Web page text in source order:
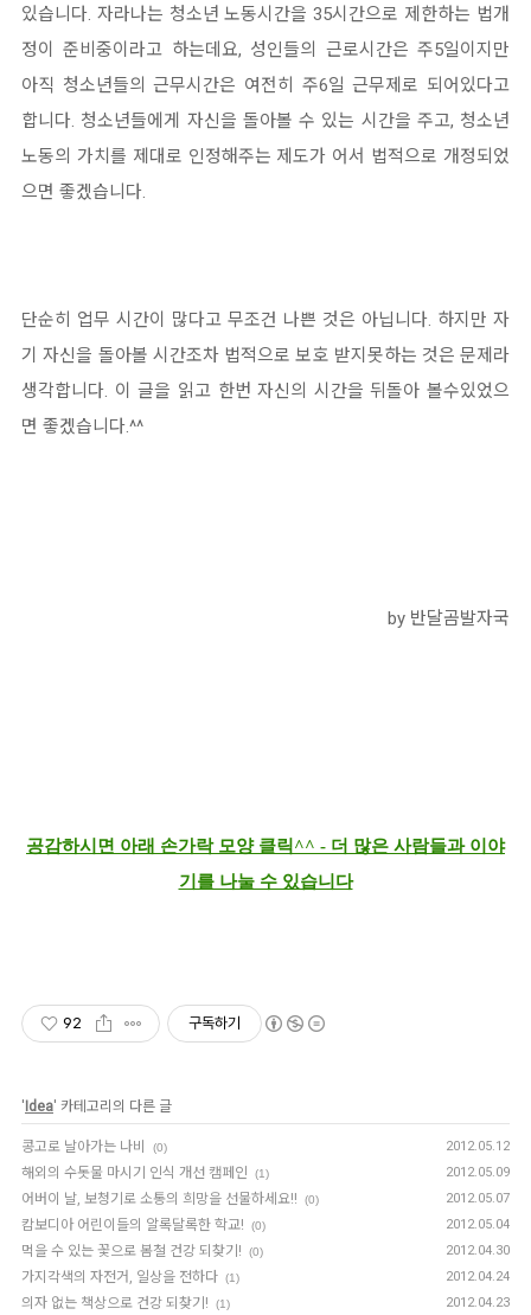
있습니다. 자라나는 청소년 노동시간을 35시간으로 제한하는 법개
정이 준비중이라고 하는데요, 성인들의 근로시간은 주5일이지만
아직 청소년들의 근무시간은 여전히 주6일 근무제로 되어있다고
합니다. 청소년들에게 자신을 돌아볼 수 있는 시간을 주고, 청소년
노동의 가치를 제대로 인정해주는 제도가 어서 법적으로 개정되었
으면 좋겠습니다.
단순히 업무 시간이 많다고 무조건 나쁜 것은 아닙니다. 하지만 자
기 자신을 돌아볼 시간조차 법적으로 보호 받지못하는 것은 문제라
생각합니다. 이 글을 읽고 한번 자신의 시간을 뒤돌아 볼수있었으
면 좋겠습니다.^^
by 반달곰발자국
공감하시면 아래 손가락 모양 클릭^^ - 더 많은 사람들과 이야
기를 나눌 수 있습니다
92 구독하기
' Idea' 카테고리의 다른 글
콩고로 날아가는 나비 (0) 2012.05.12
해외의 수돗물 마시기 인식 개선 캠페인 (1) 2012.05.09
어버이 날, 보청기로 소통의 희망을 선물하세요!! (0) 2012.05.07
캄보디아 어린이들의 알록달록한 학교! (0) 2012.05.04
먹을 수 있는 꽃으로 봄철 건강 되찾기! (0) 2012.04.30
가지각색의 자전거, 일상을 전하다 (1) 2012.04.24
의자 없는 책상으로 건강 되찾기! (1) 2012.04.23